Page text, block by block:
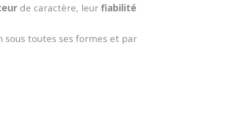
de caractère, leur fiabilité
toutes ses formes et par